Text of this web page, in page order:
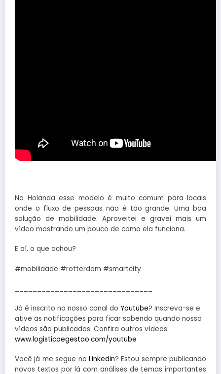
Na Holanda esse modelo é muito comum para locais
onde o fluxo de pessoas não é tão grande. Uma boa
solução de mobilidade. Aproveitei e gravei mais um
vídeo mostrando um pouco de como ela funciona.
E aí, o que achou?
#mobilidade #rotterdam #smartcity
Já é inscrito no nosso canal do Youtube? Inscreva-se e
ative as notificações para ficar sabendo quando nosso
vídeos são publicados. Confira outros vídeos:
www.logisticaegestao.com/youtube
Você já me segue no Linkedin? Estou sempre publicando
novos textos por lá com análises de temas importantes